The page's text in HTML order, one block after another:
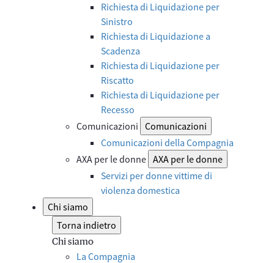
Richiesta di Liquidazione per
Sinistro
Richiesta di Liquidazione a
Scadenza
Richiesta di Liquidazione per
Riscatto
Richiesta di Liquidazione per
Recesso
Comunicazioni Comunicazioni
Comunicazioni della Compagnia
AXA per le donne AXA per le donne
Servizi per donne vittime di
violenza domestica
Chi siamo
Torna indietro
Chi siamo
La Compagnia